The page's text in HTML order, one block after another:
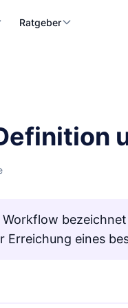
Ratgeber
Workflow
Erreichung eines